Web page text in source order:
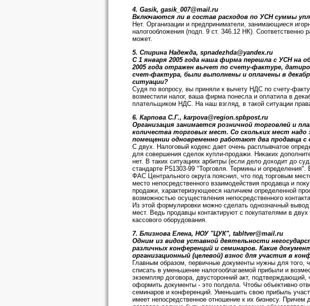
4. Gasik, gasik_007@mail.ru
Включаются ли в состав расходов по УСН суммы
Нет. Организации и предприниматели, занимающиеся
налогообложения (подп. 9 ст. 346.12 НК).
может.
5. Спирина Надежда, spnadezhda@yandex.ru
С 1 января 2005 года наша фирма перешла с УСН на
2005 года отражен вычет по счету-фактуре,
счет-фактура, были выполнены и оплачены в
ситуации?
Судя по вопросу, вы приняли к вычету НДС по счету-
возместили налог, ваша фирма понесла и оплатила в
плательщиком НДС. На наш взгляд, в такой ситуации
6. Карпова С.Г., karpova@region.spbpost.ru
Организация занимается розничной торговлей и
количества торговых мест. Со скольких мест надо
помещении одновременно работают два продавца с
С двух. Налоговый кодекс дает очень расплывчатое
для совершения сделок купли-продажи. Никаких
нет. В таких ситуациях арбитры (если дело доходит до
стандарте Р51303-99 "Торговля. Термины и
ФАС Центрального округа пояснил, что под торговым
место непосредственного взаимодействия продавца и
продажи, характеризующееся наличием определенной
возможностью осуществления непосредственного
Из этой формулировки можно сделать однозначный
мест. Ведь продавцы контактируют с покупателями в
кассового оборудования.
7. Близнова Елена, НОУ "ЦУК", tabltver@mail.ru
Одним из видов уставной деятельности
различных конференций и семинаров. Какие
организационный (целевой) взнос для участия в
Главным образом, первичные документы нужны для
списать в уменьшение налогооблагаемой прибыли и
экземпляр договора, двусторонний акт,
оформить документы - это полдела. Чтобы объективно
семинаров и конференций. Уменьшить свою прибыль
имеет непосредственное отношение к их бизнесу.